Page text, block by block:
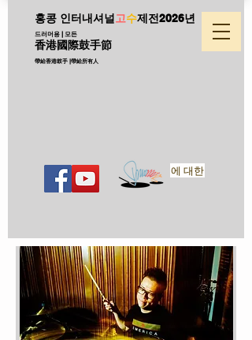
홍콩 인터내셔널 고수제전2026년
드러머용 | 모든
香港國際鼓手節
帶給香港鼓手 |帶給所有人
에 대한